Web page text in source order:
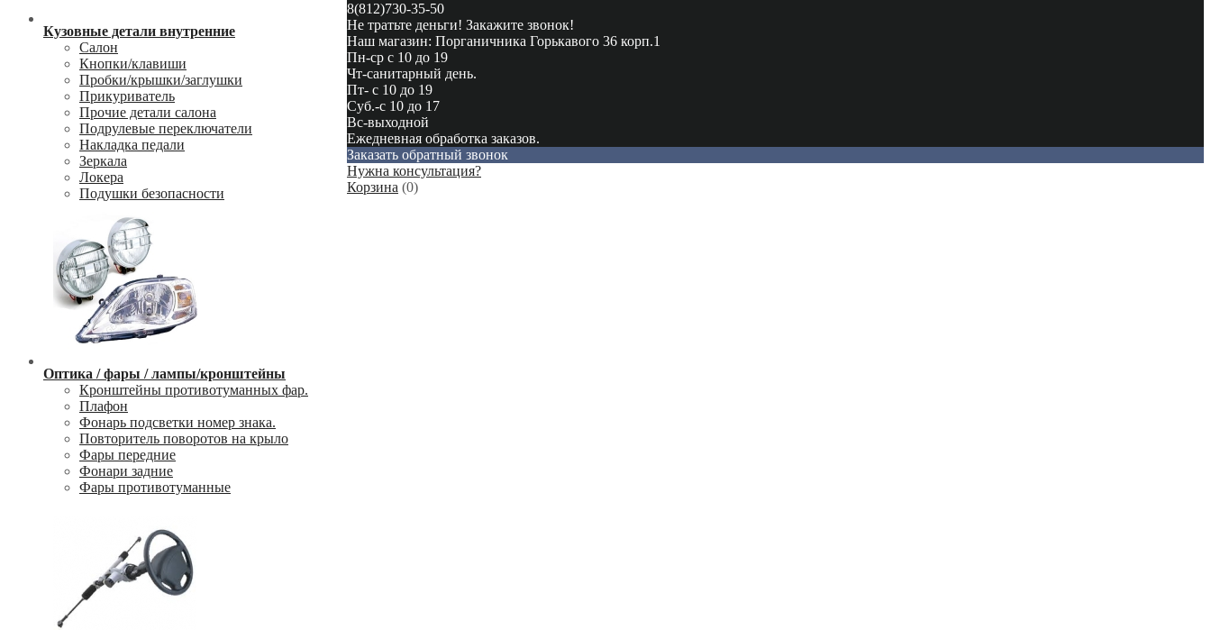
Кузовные детали внутренние
Салон
Кнопки/клавиши
Пробки/крышки/заглушки
Прикуриватель
Прочие детали салона
Подрулевые переключатели
Накладка педали
Зеркала
Локера
Подушки безопасности
Оптика / фары / лампы/кронштейны
Кронштейны противотуманных фар.
Плафон
Фонарь подсветки номер знака.
Повторитель поворотов на крыло
Фары передние
Фонари задние
Фары противотуманные
8(812)730-35-50
Не тратьте деньги! Закажите звонок!
Наш магазин: Порганичника Горькавого 36 корп.1
Пн-ср с 10 до 19
Чт-санитарный день.
Пт- с 10 до 19
Суб.-с 10 до 17
Вс-выходной
Ежедневная обработка заказов.
Заказать обратный звонок
Нужна консультация?
Корзина (0)